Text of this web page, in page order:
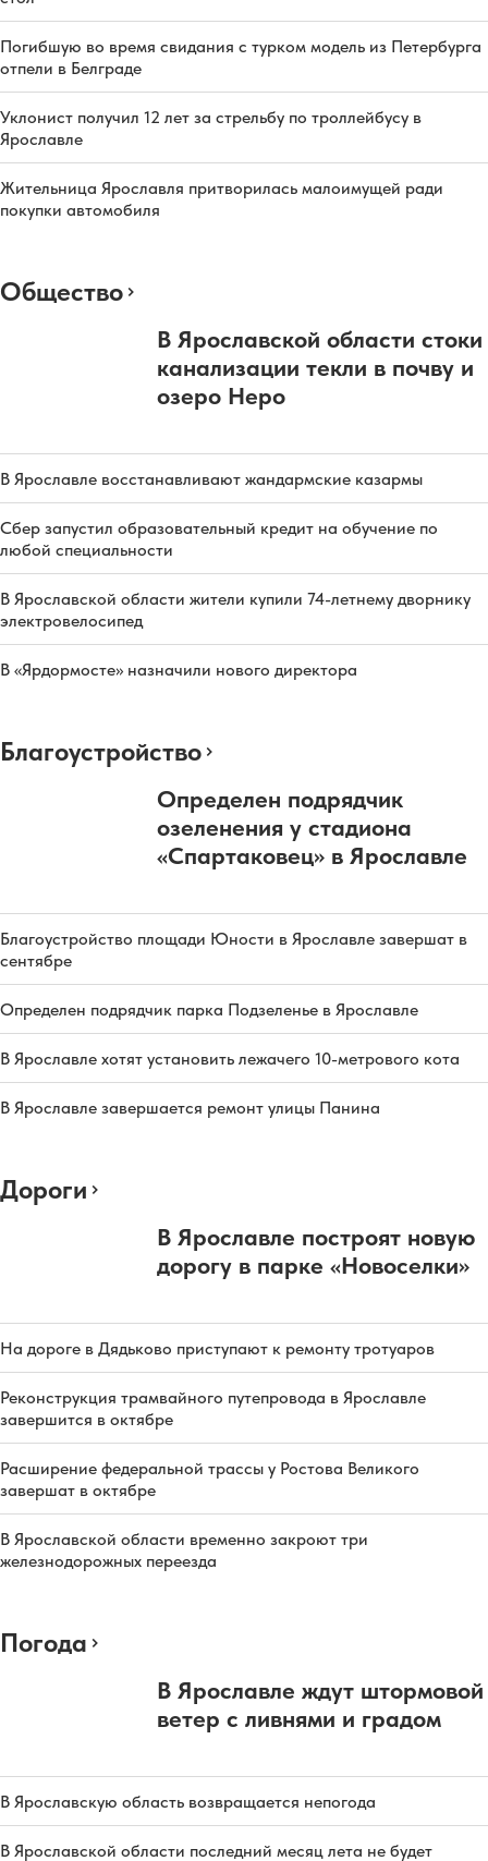
Погибшую во время свидания с турком модель из Петербурга
отпели в Белграде
Уклонист получил 12 лет за стрельбу по троллейбусу в
Ярославле
Жительница Ярославля притворилась малоимущей ради
покупки автомобиля
Общество
В Ярославской области стоки
канализации текли в почву и
озеро Неро
В Ярославле восстанавливают жандармские казармы
Сбер запустил образовательный кредит на обучение по
любой специальности
В Ярославской области жители купили 74-летнему дворнику
электровелосипед
В «Ярдормосте» назначили нового директора
Благоустройство
Определен подрядчик
озеленения у стадиона
«Спартаковец» в Ярославле
Благоустройство площади Юности в Ярославле завершат в
сентябре
Определен подрядчик парка Подзеленье в Ярославле
В Ярославле хотят установить лежачего 10-метрового кота
В Ярославле завершается ремонт улицы Панина
Дороги
В Ярославле построят новую
дорогу в парке «Новоселки»
На дороге в Дядьково приступают к ремонту тротуаров
Реконструкция трамвайного путепровода в Ярославле
завершится в октябре
Расширение федеральной трассы у Ростова Великого
завершат в октябре
В Ярославской области временно закроют три
железнодорожных переезда
Погода
В Ярославле ждут штормовой
ветер с ливнями и градом
В Ярославскую область возвращается непогода
В Ярославской области последний месяц лета не будет